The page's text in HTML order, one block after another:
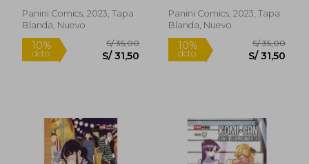
Panini Comics, 2023, Tapa
Blanda, Nuevo
Panini Comics, 2023, Tapa
Blanda, Nuevo